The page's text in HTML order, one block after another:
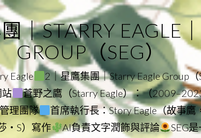
｜STARRY EAGLE
GROUP（SEG）
Eagle 2｜星鷹集團｜Starry Eagle Group（
站
蒼野之鷹（Starry Eagle）：（
理團隊 首席執行長：Story Eagle（故事鷹
・S）寫作 AI負責文字潤飾與評論
SEG